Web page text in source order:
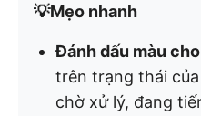
💡Mẹo nhanh
Đánh dấu màu
trên trạng thái
chờ xử lý, đang